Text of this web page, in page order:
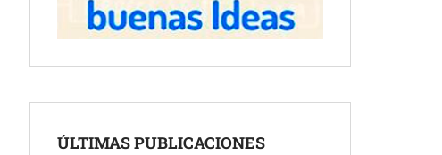
ÚLTIMAS PUBLICACIONES